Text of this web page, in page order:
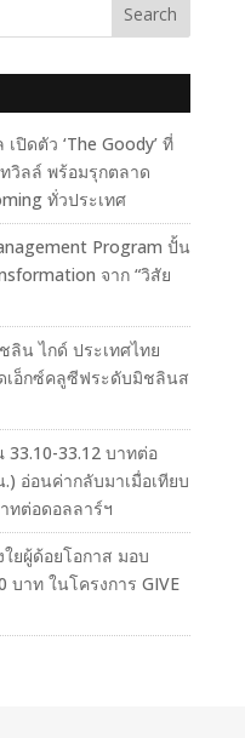
Search
ปิดตัว ‘The Goody’ ที่
วิลล์ พร้อมรุกตลาด
ทั่วประเทศ
Program ปั้น
จาก “วิสัย
ลิน ไกด์ ประเทศไทย
เอ็กซ์คลูซีฟระดับมิชลินส
33.12 บาทต่อ
อ่อนค่ากลับมาเมื่อเทียบ
ทต่อดอลลาร์ฯ
ยผู้ด้อยโอกาส มอบ
บาท ในโครงการ GIVE